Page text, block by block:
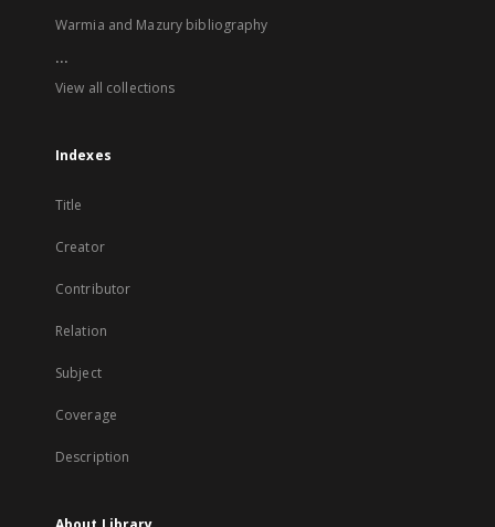
Warmia and Mazury bibliography
...
View all collections
Indexes
Title
Creator
Contributor
Relation
Subject
Coverage
Description